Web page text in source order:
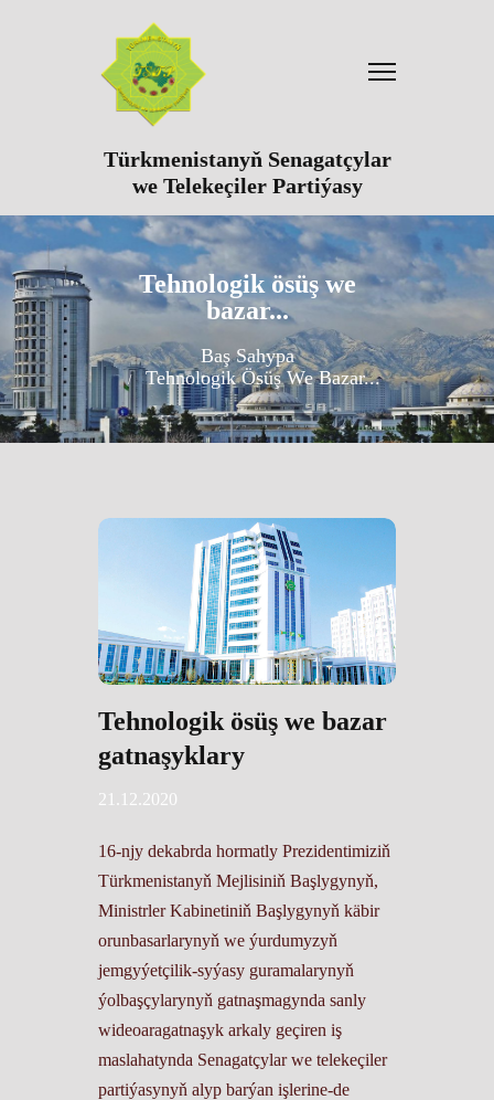
Türkmenistanyň Senagatçylar
we Telekeçiler Partiýasy
Tehnologik ösüş we
bazar...
Baş Sahypa
Tehnologik Ösüş We Bazar...
Tehnologik ösüş we bazar
gatnaşyklary
21.12.2020
16-njy dekabrda hormatly Prezidentimiziň
Türkmenistanyň Mejlisiniň Başlygynyň,
Ministrler Kabinetiniň Başlygynyň käbir
orunbasarlarynyň we ýurdumyzyň
jemgyýetçilik-syýasy guramalarynyň
ýolbaşçylarynyň gatnaşmagynda sanly
wideoaragatnaşyk arkaly geçiren iş
maslahatynda Senagatçylar we telekeçiler
partiýasynyň alyp barýan işlerine-de